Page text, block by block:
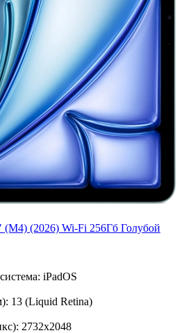
(2026) Wi-Fi 256Гб Голубой
iPadOS
13 (Liquid Retina)
2732x2048